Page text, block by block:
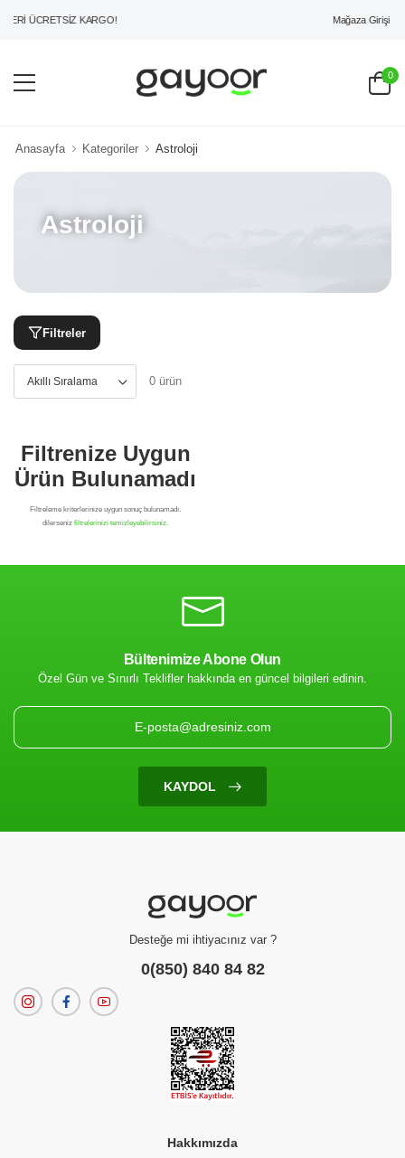
ÜCRETSİZ KARGO! Mağaza Girişi
0
Anasayfa Kategoriler Astroloji
Astroloji
Filtreler
0 ürün
Filtrenize Uygun
Ürün Bulunamadı
Bültenimize Abone Olun
Özel Gün ve Sınırlı Teklifler hakkında en güncel bilgileri edinin.
KAYDOL
Desteğe mi ihtiyacınız var ?
0(850) 840 84 82
Hakkımızda